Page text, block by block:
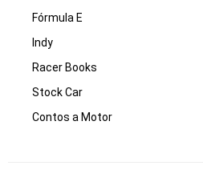
Fórmula E
Indy
Racer Books
Stock Car
Contos a Motor